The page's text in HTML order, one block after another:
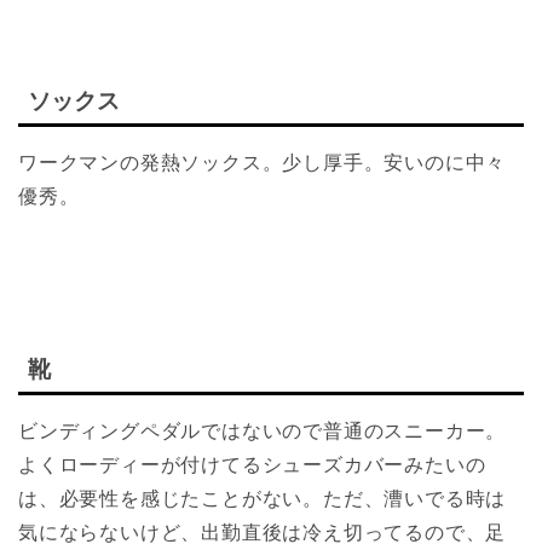
ソックス
ワークマンの発熱ソックス。少し厚手。安いのに中々
優秀。
靴
ビンディングペダルではないので普通のスニーカー。
よくローディーが付けてるシューズカバーみたいの
は、必要性を感じたことがない。ただ、漕いでる時は
気にならないけど、出勤直後は冷え切ってるので、足